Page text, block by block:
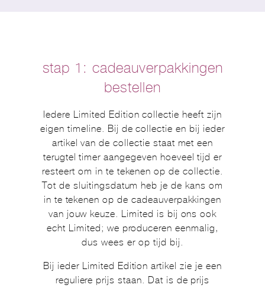
stap 1: cadeauverpakkingen
bestellen
Iedere Limited Edition collectie heeft zijn
eigen timeline. Bij de collectie en bij ieder
artikel van de collectie staat met een
terugtel timer aangegeven hoeveel tijd er
resteert om in te tekenen op de collectie.
Tot de sluitingsdatum heb je de kans om
in te tekenen op de cadeauverpakkingen
van jouw keuze. Limited is bij ons ook
echt Limited; we produceren eenmalig,
dus wees er op tijd bij.
Bij ieder Limited Edition artikel zie je een
reguliere prijs staan. Dat is de prijs